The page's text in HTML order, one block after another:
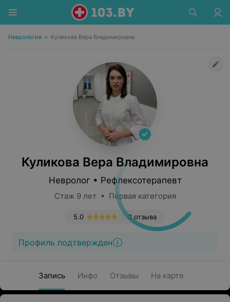
Неврология • Куликова Вера Владимировна
Куликова Вера Владимировна
Невролог • Рефлексотерапевт
Стаж 9 лет • Первая категория
3 отзыва
5.0
Профиль подтвержден
Запись Инфо Отзывы На карте